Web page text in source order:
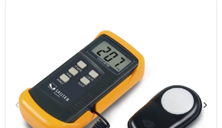
Précédent
keyboard_arrow_left keyboard_arrow_right